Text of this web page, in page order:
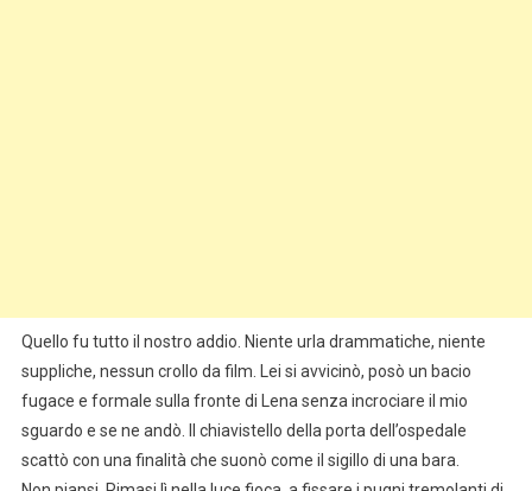
Quello fu tutto il nostro addio. Niente urla drammatiche, niente
suppliche, nessun crollo da film. Lei si avvicinò, posò un bacio
fugace e formale sulla fronte di Lena senza incrociare il mio
sguardo e se ne andò. Il chiavistello della porta dell’ospedale
scattò con una finalità che suonò come il sigillo di una bara.